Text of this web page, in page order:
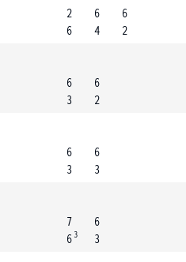
2
6
6
4
6
2
6
3
6
2
6
3
6
3
7
6 3
6
3